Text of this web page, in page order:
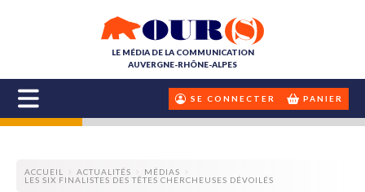
LE MÉDIA DE LA COMMUNICATION
AUVERGNE-RHÔNE-ALPES
SE CONNECTER PANIER
ACCUEIL ACTUALITÉS
MÉDIAS
LES SIX FINALISTES DES TÊTES CHERCHEUSES DÉVOILÉS